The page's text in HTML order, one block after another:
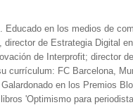
Educado en los medios de
de Estrategia Digital
de Interprofit; director
currículum: FC Barcelona,
en los Premios
'Optimismo para